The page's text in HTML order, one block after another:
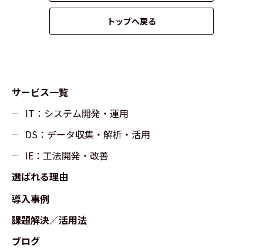
トップへ戻る
サービス一覧
IT：システム開発・運用
DS：データ収集・解析・活用
IE：工法開発・改善
選ばれる理由
導入事例
課題解決／活用法
ブログ